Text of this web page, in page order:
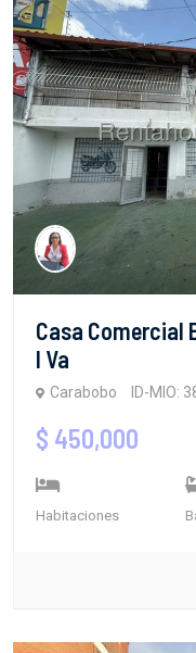
Casa Comercial
I Va
Carabobo ID-MIO:
$ 450,000
Habitaciones